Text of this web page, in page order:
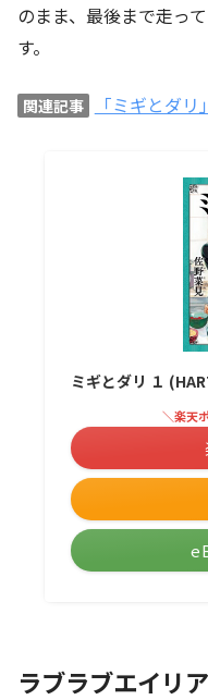
のまま、最後まで走っ
す。
関連記事 「ミギとダ
ミギとダリ １
＼楽天
ラブラブエイリ